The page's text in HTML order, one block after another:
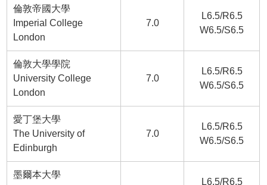
倫敦帝國大學
Imperial College
London
7.0
L6.5/R6.5
W6.5/S6.5
倫敦大學學院
University College
London
7.0
L6.5/R6.5
W6.5/S6.5
愛丁堡大學
The University of
Edinburgh
7.0
L6.5/R6.5
W6.5/S6.5
墨爾本大學
L6.5/R6.5